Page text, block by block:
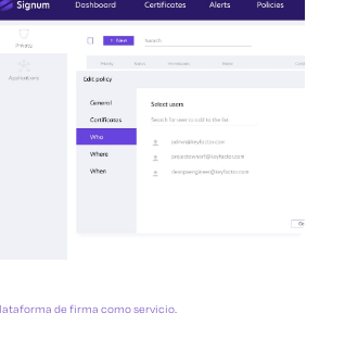
de firma como servicio.